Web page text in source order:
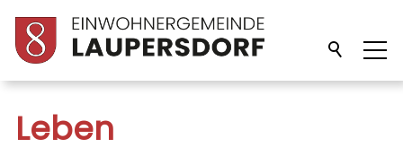
Unsere Gemeinde
Leben